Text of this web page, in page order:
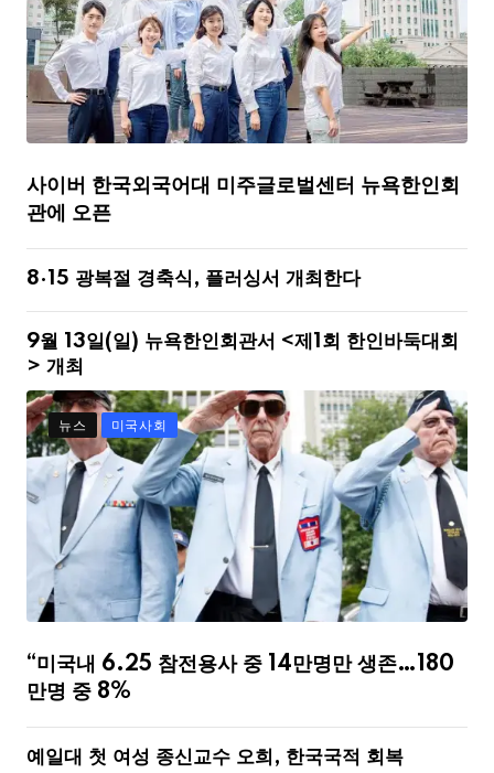
사이버 한국외국어대 미주글로벌센터 뉴욕한인회
관에 오픈
8·15 광복절 경축식, 플러싱서 개최한다
9월 13일(일) 뉴욕한인회관서 <제1회 한인바둑대회
> 개최
뉴스 미국사회
“미국내 6.25 참전용사 중 14만명만 생존…180
만명 중 8%
예일대 첫 여성 종신교수 오희, 한국국적 회복